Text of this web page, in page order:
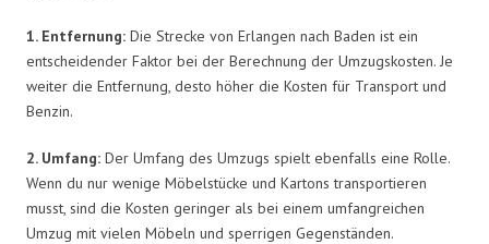
1. Entfernung: Die Strecke von Erlangen nach Baden ist ein
entscheidender Faktor bei der Berechnung der Umzugskosten. Je
weiter die Entfernung, desto höher die Kosten für Transport und
Benzin.
2. Umfang: Der Umfang des Umzugs spielt ebenfalls eine Rolle.
Wenn du nur wenige Möbelstücke und Kartons transportieren
musst, sind die Kosten geringer als bei einem umfangreichen
Umzug mit vielen Möbeln und sperrigen Gegenständen.